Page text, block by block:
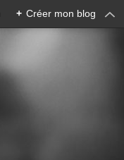
+ Créer mon blog